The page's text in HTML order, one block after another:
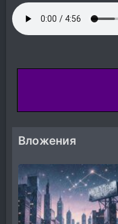
Вложения